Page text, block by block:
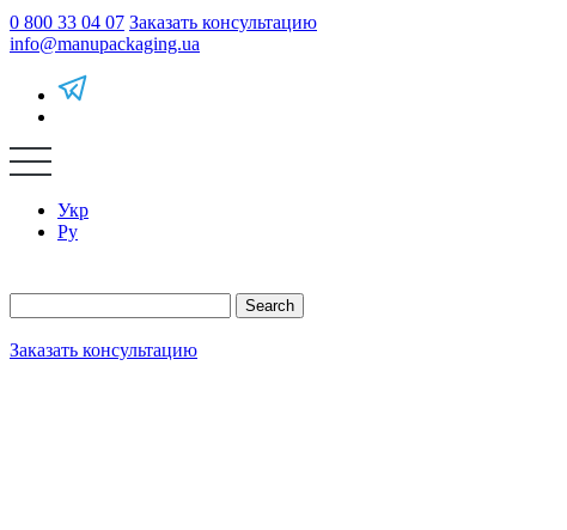
0 800 33 04 07 Заказать консультацию
info@manupackaging.ua
Укр
Ру
Search
Заказать консультацию